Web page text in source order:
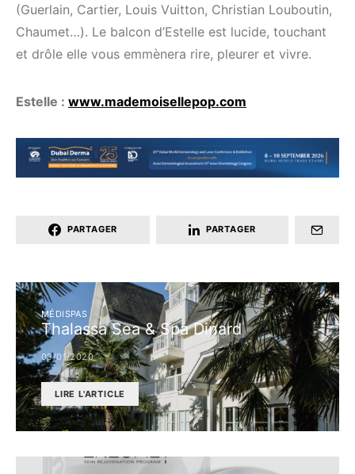
(Guerlain, Cartier, Louis Vuitton, Christian Louboutin,
Chaumet…). Le balcon d’Estelle est lucide, touchant
et drôle elle vous emmènera rire, pleurer et vivre.
Estelle : www.mademoisellepop.com
PARTAGER PARTAGER
MÉDISPAS
Thalassa Sea & Spa Dinard
09/01/2020
LIRE L'ARTICLE